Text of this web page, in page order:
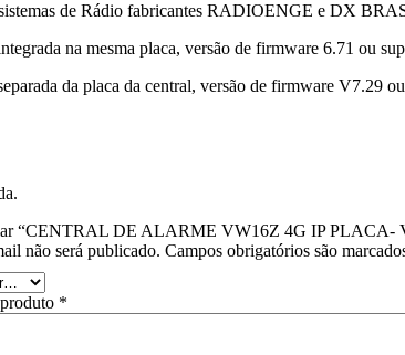
de Rádio fabricantes RADIOENGE e DX
na mesma placa, versão de firmware 6.71 ou
da placa da central, versão de firmware V7.29
“CENTRAL DE ALARME VW16Z 4G IP PLACA-
não será publicado. Campos obrigatórios são
*